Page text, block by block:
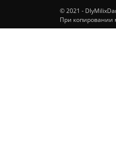
© 2021 -
При копировании